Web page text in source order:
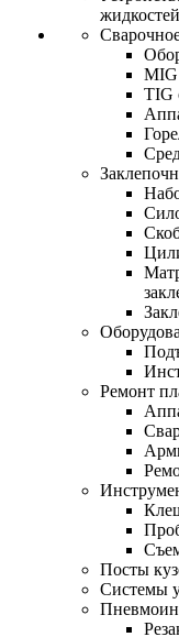
жидкостей
MIG
TIG
Ремонт
Посты
Системы